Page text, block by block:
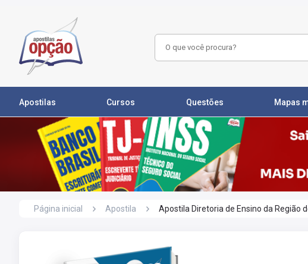
Apostilas Cursos Questões Mapas
Página inicial Apostila Apostila Diretoria de Ensino da Região